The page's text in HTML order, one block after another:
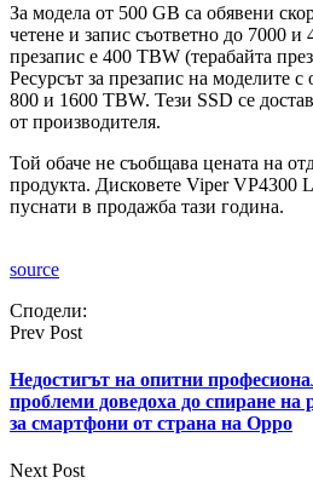
За модела от 500 GB са обявени
четене и запис съответно до 7000 и
презапис е 400 TBW (терабайта
Ресурсът за презапис на моделите
800 и 1600 TBW. Тези SSD се
от производителя.
Той обаче не съобщава цената на
продукта. Дисковете Viper VP4300
пуснати в продажба тази година.
source
Сподели:
Prev Post
Недостигът на опитни
проблеми доведоха до спиране на
за смартфони от страна на Oppo
Next Post